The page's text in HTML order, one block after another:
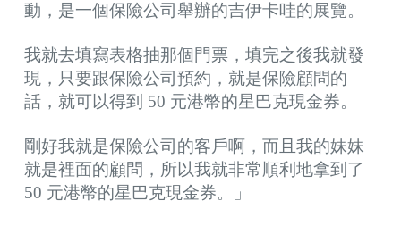
動，是一個保險公司舉辦的吉伊卡哇的展覽。
我就去填寫表格抽那個門票，填完之後我就發
現，只要跟保險公司預約，就是保險顧問的
話，就可以得到 50 元港幣的星巴克現金券。
剛好我就是保險公司的客戶啊，而且我的妹妹
就是裡面的顧問，所以我就非常順利地拿到了
50 元港幣的星巴克現金券。」